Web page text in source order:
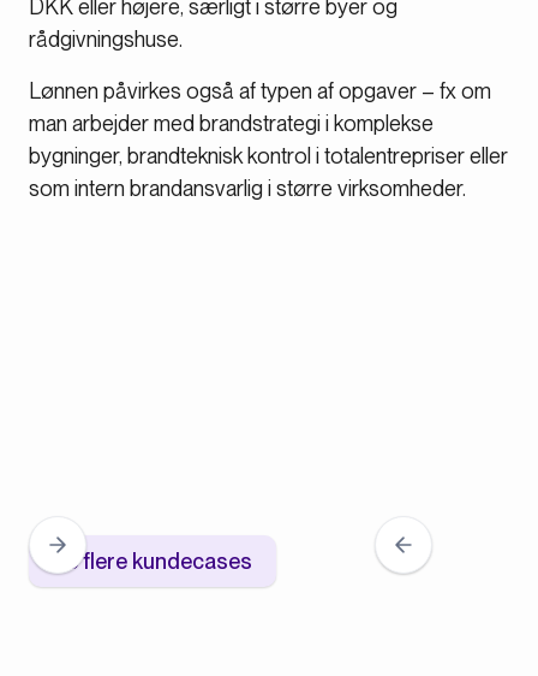
DKK eller højere, særligt i større byer og
rådgivningshuse.
Lønnen påvirkes også af typen af opgaver – fx om
man arbejder med brandstrategi i komplekse
bygninger, brandteknisk kontrol i totalentrepriser eller
som intern brandansvarlig i større virksomheder.
Se flere kundecases